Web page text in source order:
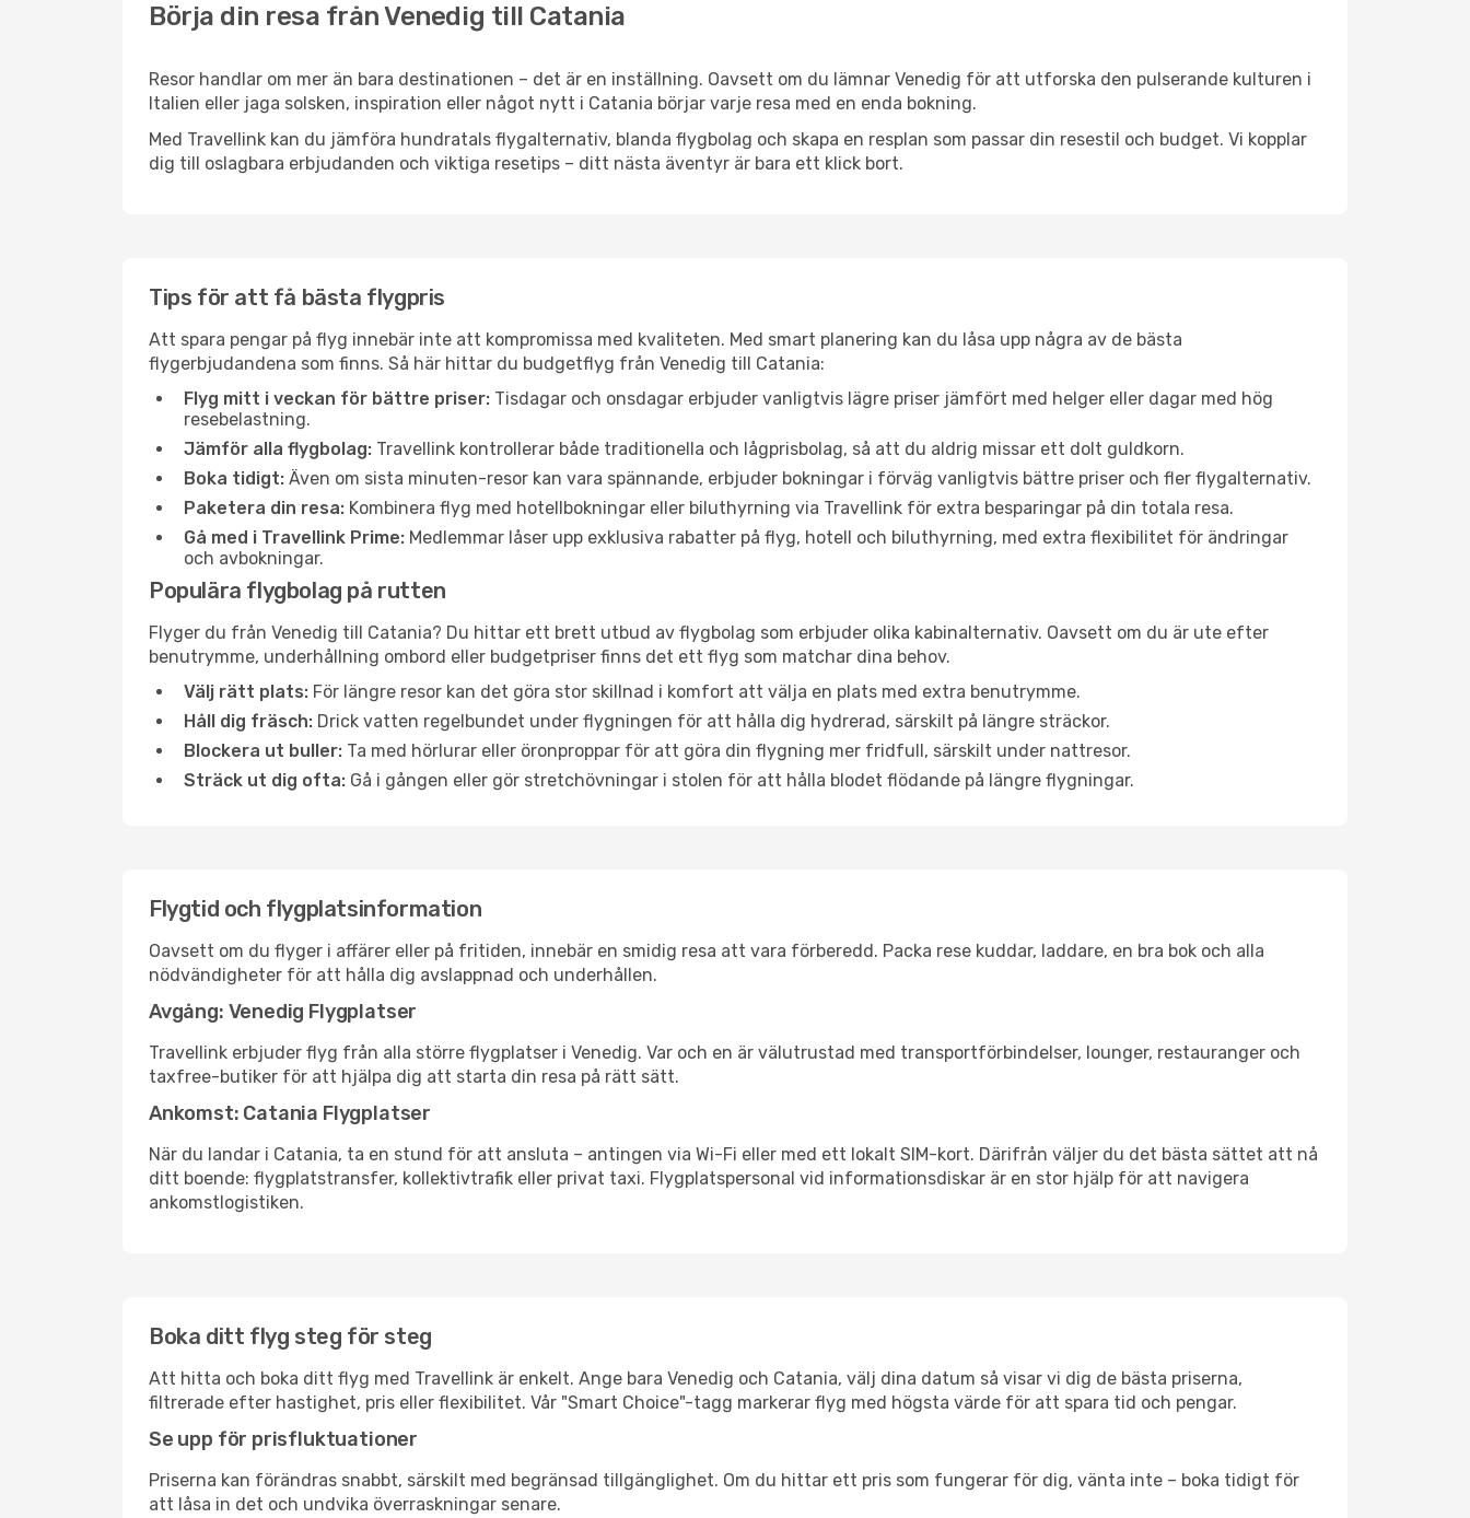
Börja din resa från Venedig till Catania
Resor handlar om mer än bara destinationen – det är en inställning. Oavsett om du lämnar Venedig för att utforska den pulserande kulturen i
Italien eller jaga solsken, inspiration eller något nytt i Catania börjar varje resa med en enda bokning.
Med Travellink kan du jämföra hundratals flygalternativ, blanda flygbolag och skapa en resplan som passar din resestil och budget. Vi kopplar
dig till oslagbara erbjudanden och viktiga resetips – ditt nästa äventyr är bara ett klick bort.
Tips för att få bästa flygpris
Att spara pengar på flyg innebär inte att kompromissa med kvaliteten. Med smart planering kan du låsa upp några av de bästa
flygerbjudandena som finns. Så här hittar du budgetflyg från Venedig till Catania:
Flyg mitt i veckan för bättre priser: Tisdagar och onsdagar erbjuder vanligtvis lägre priser jämfört med helger eller dagar med hög
resebelastning.
Jämför alla flygbolag: Travellink kontrollerar både traditionella och lågprisbolag, så att du aldrig missar ett dolt guldkorn.
Boka tidigt: Även om sista minuten-resor kan vara spännande, erbjuder bokningar i förväg vanligtvis bättre priser och fler flygalternativ.
Paketera din resa: Kombinera flyg med hotellbokningar eller biluthyrning via Travellink för extra besparingar på din totala resa.
Gå med i Travellink Prime: Medlemmar låser upp exklusiva rabatter på flyg, hotell och biluthyrning, med extra flexibilitet för ändringar
och avbokningar.
Populära flygbolag på rutten
Flyger du från Venedig till Catania? Du hittar ett brett utbud av flygbolag som erbjuder olika kabinalternativ. Oavsett om du är ute efter
benutrymme, underhållning ombord eller budgetpriser finns det ett flyg som matchar dina behov.
Välj rätt plats: För längre resor kan det göra stor skillnad i komfort att välja en plats med extra benutrymme.
Håll dig fräsch: Drick vatten regelbundet under flygningen för att hålla dig hydrerad, särskilt på längre sträckor.
Blockera ut buller: Ta med hörlurar eller öronproppar för att göra din flygning mer fridfull, särskilt under nattresor.
Sträck ut dig ofta: Gå i gången eller gör stretchövningar i stolen för att hålla blodet flödande på längre flygningar.
Flygtid och flygplatsinformation
Oavsett om du flyger i affärer eller på fritiden, innebär en smidig resa att vara förberedd. Packa rese kuddar, laddare, en bra bok och alla
nödvändigheter för att hålla dig avslappnad och underhållen.
Avgång: Venedig Flygplatser
Travellink erbjuder flyg från alla större flygplatser i Venedig. Var och en är välutrustad med transportförbindelser, lounger, restauranger och
taxfree-butiker för att hjälpa dig att starta din resa på rätt sätt.
Ankomst: Catania Flygplatser
När du landar i Catania, ta en stund för att ansluta – antingen via Wi-Fi eller med ett lokalt SIM-kort. Därifrån väljer du det bästa sättet att nå
ditt boende: flygplatstransfer, kollektivtrafik eller privat taxi. Flygplatspersonal vid informationsdiskar är en stor hjälp för att navigera
ankomstlogistiken.
Boka ditt flyg steg för steg
Att hitta och boka ditt flyg med Travellink är enkelt. Ange bara Venedig och Catania, välj dina datum så visar vi dig de bästa priserna,
filtrerade efter hastighet, pris eller flexibilitet. Vår "Smart Choice"-tagg markerar flyg med högsta värde för att spara tid och pengar.
Se upp för prisfluktuationer
Priserna kan förändras snabbt, särskilt med begränsad tillgänglighet. Om du hittar ett pris som fungerar för dig, vänta inte – boka tidigt för
att låsa in det och undvika överraskningar senare.